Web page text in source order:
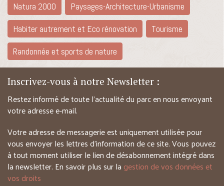
Natura 2000
Paysages-Architecture-Urbanisme
Habiter autrement et Eco rénovation
Tourisme
Randonnée et sports de nature
Inscrivez-vous à notre Newsletter :
Restez informé de toute l’actualité du parc en nous envoyant
votre adresse e-mail.
Votre adresse de messagerie est uniquement utilisée pour
vous envoyer les lettres d’information de ce site. Vous pouvez
à tout moment utiliser le lien de désabonnement intégré dans
la newsletter. En savoir plus sur la gestion de vos données et
vos droits